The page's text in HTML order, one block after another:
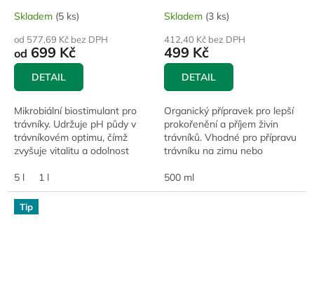
Skladem (5 ks)
od 577,69 Kč bez DPH
od 699 Kč
DETAIL
Mikrobiální biostimulant pro
trávníky. Udržuje pH půdy v
trávníkovém optimu, čímž
zvyšuje vitalitu a odolnost
potenciál plevelných rostlin.
5 l 1 l
Skladem (3 ks)
412,40 Kč bez DPH
499 Kč
DETAIL
Organický přípravek pro lepší
prokořenění a příjem živin
trávníků. Vhodné pro přípravu
trávníku na zimu nebo
500 ml
Tip